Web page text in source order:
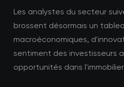
Les analystes du secteur
brossent désormais un
macroéconomiques,
sentiment des investisseurs
opportunités dans